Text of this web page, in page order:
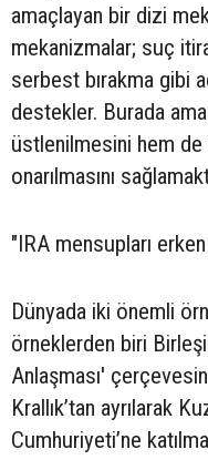
amaçlayan bir dizi
mekanizmalar; suç
serbest bırakma gibi
destekler. Burada
üstlenilmesini hem de
onarılmasını
"IRA mensupları
Dünyada iki önemli
örneklerden biri
Anlaşması'
Krallık’tan ayrılarak
Cumhuriyeti’ne